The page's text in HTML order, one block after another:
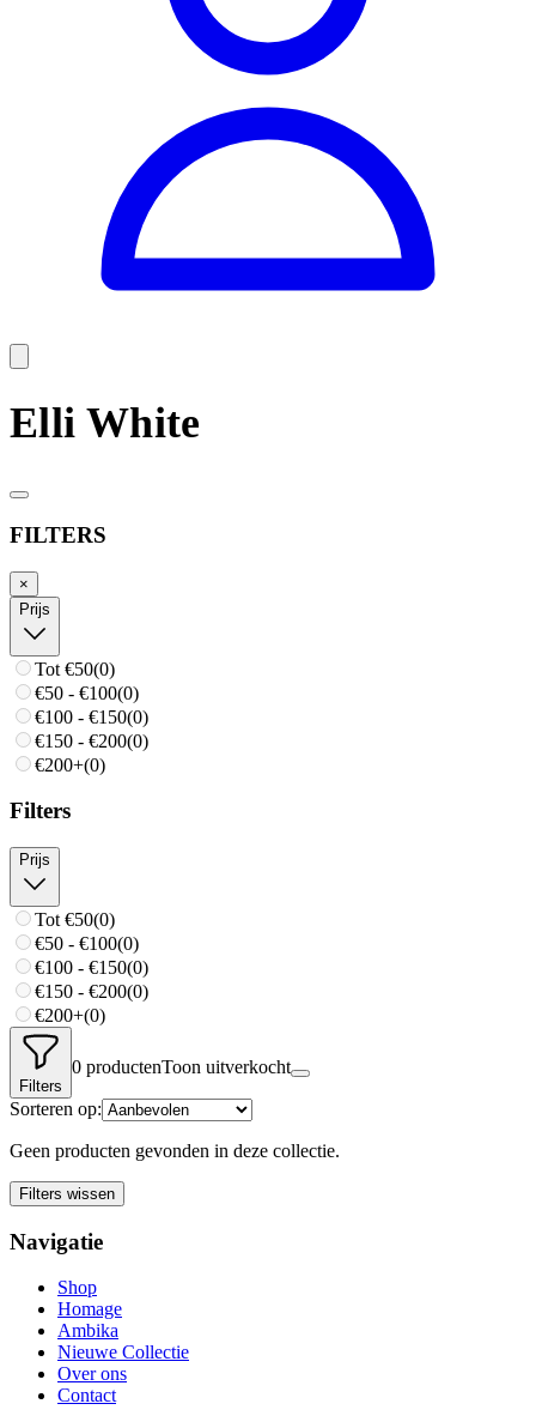
Elli White
FILTERS
×
Prijs
Tot €50(0)
€50 - €100(0)
€100 - €150(0)
€150 - €200(0)
€200+(0)
Filters
Prijs
Tot €50(0)
€50 - €100(0)
€100 - €150(0)
€150 - €200(0)
€200+(0)
Filters
0 productenToon uitverkocht
Sorteren op:
Geen producten gevonden in deze collectie.
Filters wissen
Navigatie
Shop
Homage
Ambika
Nieuwe Collectie
Over ons
Contact